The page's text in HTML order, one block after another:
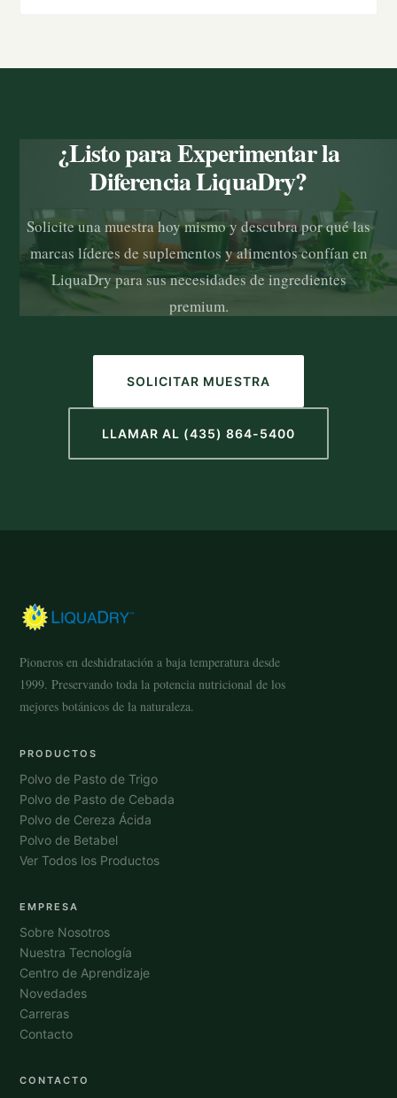
¿Listo para Experimentar la
Diferencia LiquaDry?
Solicite una muestra hoy mismo y descubra por qué las
marcas líderes de suplementos y alimentos confían en
LiquaDry para sus necesidades de ingredientes
premium.
SOLICITAR MUESTRA
LLAMAR AL (435) 864-5400
Pioneros en deshidratación a baja temperatura desde
1999. Preservando toda la potencia nutricional de los
mejores botánicos de la naturaleza.
PRODUCTOS
Polvo de Pasto de Trigo
Polvo de Pasto de Cebada
Polvo de Cereza Ácida
Polvo de Betabel
Ver Todos los Productos
EMPRESA
Sobre Nosotros
Nuestra Tecnología
Centro de Aprendizaje
Novedades
Carreras
Contacto
CONTACTO